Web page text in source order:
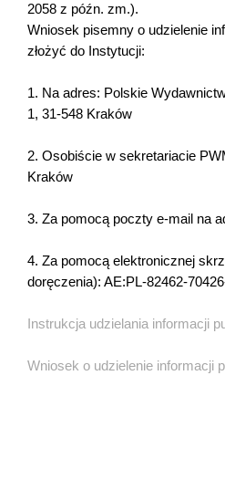
2058 z późn. zm.).
Wniosek pisemny o udzielenie
złożyć do Instytucji:
1. Na adres: Polskie
1, 31-548 Kraków
2. Osobiście w sekretariacie
Kraków
3. Za pomocą poczty e-mail na
4. Za pomocą elektronicznej
doręczenia): AE:PL-82462-
Instrukcja udzielania informacji
Wniosek o udzielenie informacji